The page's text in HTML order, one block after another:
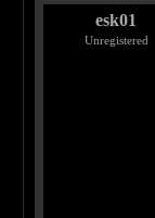
esk01
Unregistered